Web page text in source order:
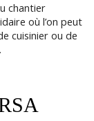
chantier
où l’on peut
cuisinier ou de